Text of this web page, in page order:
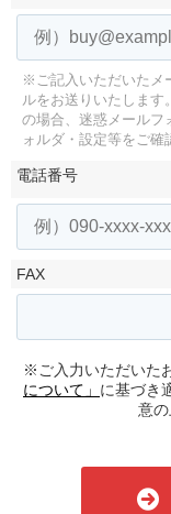
※ご記入いただいたメ
ルをお送りいたします。
の場合、迷惑メールフ
ォルダ・設定等をご確
電話番号
FAX
※ご入力いただいた
について」 に基づき
意の